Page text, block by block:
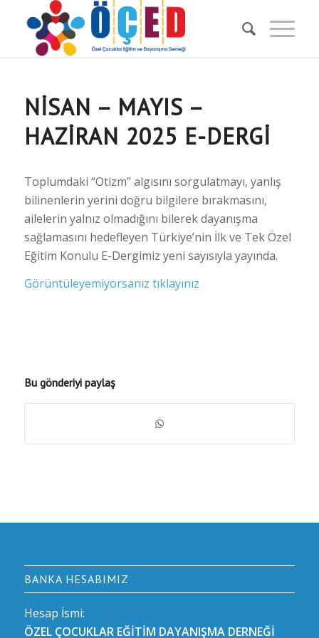
NISAN – MAYIS –
HAZIRAN 2025 E-DERGI
Toplumdaki “Otizm” algısını sorgulatmayı, yanlış
bilinenlerin yerini doğru bilgilere bırakmasını,
ailelerin yalnız olmadığını bilerek dayanışma
sağlamasını hedefleyen Türkiye’nin İlk ve Tek Özel
Eğitim Konulu E-Dergimiz yeni sayısıyla yayında.
Görüntüleyemiyorsanız tıklayınız
Bu gönderiyi paylaş
BANKA HESABIMIZ
Hesap İsmi:
ÖZEL ÇOCUKLAR EĞİTİM DAYANIŞMA DERNEĞİ